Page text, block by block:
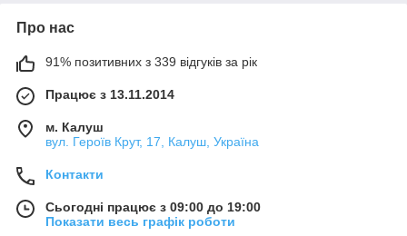
Про нас
91% позитивних з 339 відгуків за рік
Працює з 13.11.2014
м. Калуш
вул. Героїв Крут, 17, Калуш, Україна
Контакти
Сьогодні працює з 09:00 до 19:00
Показати весь графік роботи